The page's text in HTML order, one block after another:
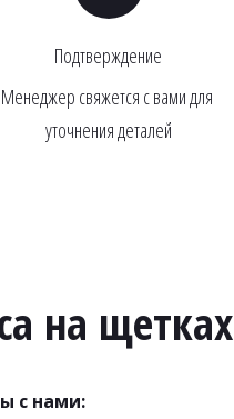
Подтверждение
Менеджер свяжется с вами для
уточнения деталей
на щетках
с нами: